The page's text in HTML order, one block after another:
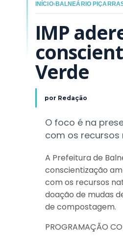
INÍCIO›BALNEÁRIO
IMP
Verde
por Redação
O foco é na
com os recursos
A Prefeitura de
conscientização
com os recursos
doação de mudas
de compostagem.
PROGRAMAÇÃO